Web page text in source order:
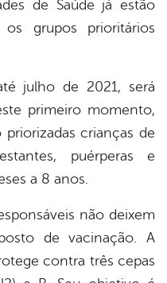
de Saúde já estão
grupos prioritários
julho de 2021, será
primeiro momento,
crianças de
puérperas e
a 8 anos.
não deixem
de vacinação. A
contra três cepas